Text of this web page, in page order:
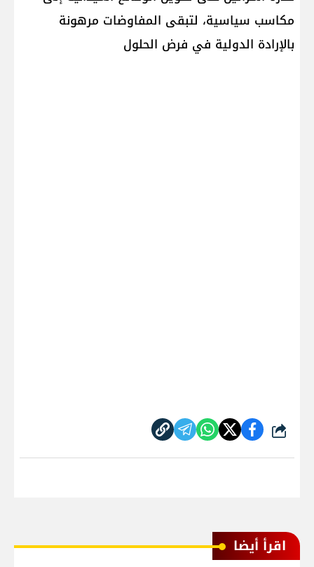
مكاسب سياسية، لتبقى المفاوضات مرهونة
بالإرادة الدولية في فرض الحلول
شارك
اقرأ أيضا